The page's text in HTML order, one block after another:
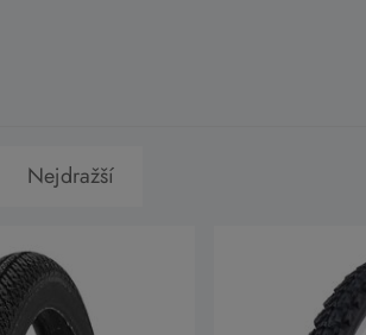
Nejdražší